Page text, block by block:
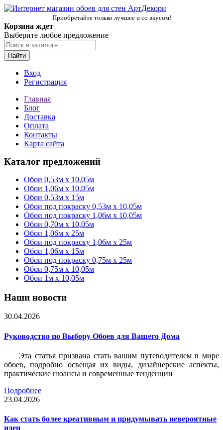
Приобретайте только лучшее и со вкусом!
Корзина ждет
Выберите любое предложение
Найти
Вход
Регистрация
Главная
Блог
Доставка
Оплата
Контакты
Карта сайта
Каталог предложений
Обои 0,53м x 10,05м
Обои 1,06м х 10,05м
Обои 0,53м x 15м
Обои под покраску 0,53м x 10,05м
Обои под покраску 1,06м х 10,05м
Обои 0,70м x 10,05м
Обои 1,06м x 25м
Обои под покраску 1,06м x 25м
Обои 1,06м x 15м
Обои под покраску 0,75м x 25м
Обои 0,75м x 10,05м
Обои 1м х 10,05м
Наши новости
30.04.2026
Руководство по Выбору Обоев для Вашего Дома
Эта статья призвана стать вашим путеводителем в мире
обоев, подробно освещая их виды, дизайнерские аспекты,
практические нюансы и современные тенденции
Подробнее
23.04.2026
Как стать более креативным и придумывать невероятные
идеи